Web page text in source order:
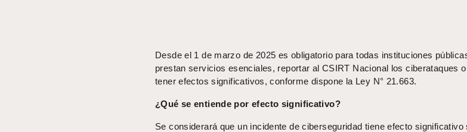
Desde el 1 de marzo de 2025 es obligatorio para todas instituciones
prestan servicios esenciales, reportar al CSIRT Nacional los ciberataques
tener efectos significativos, conforme dispone la Ley N° 21.663.
¿Qué se entiende por efecto significativo?
Se considerará que un incidente de ciberseguridad tiene efecto